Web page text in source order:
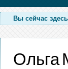
Вы сейчас
Ольга